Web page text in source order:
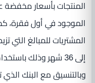
المنتجات بأسعار
الموجود في أول فقرة،
إلى 36 شهر وذلك
وبالتنسيق مع البنك